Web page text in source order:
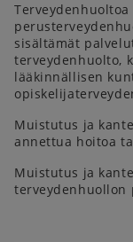
sisältämät
terveydenhuolto,
lääkinnällisen
Muistutus ja
annettua hoitoa
Muistutus ja
terveydenhuollon